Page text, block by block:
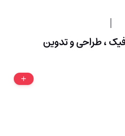
، طراحی و تدوین